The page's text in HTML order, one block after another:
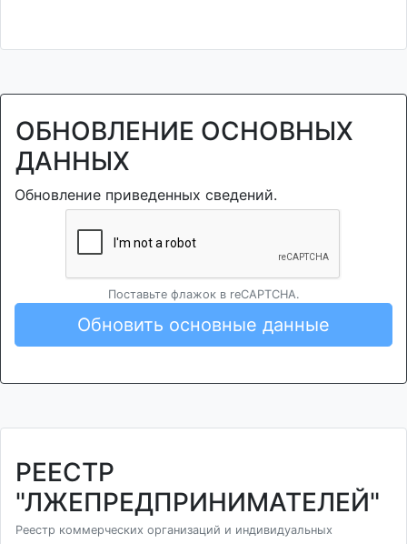
ОБНОВЛЕНИЕ ОСНОВНЫХ
ДАННЫХ
Обновление приведенных сведений.
Поставьте флажок в reCAPTCHA.
Обновить основные данные
РЕЕСТР
"ЛЖЕПРЕДПРИНИМАТЕЛЕЙ"
Реестр коммерческих организаций и индивидуальных